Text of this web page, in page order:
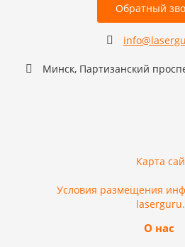
Обратный
Минск, Партизанский
Карта
Условия размещения
О нас